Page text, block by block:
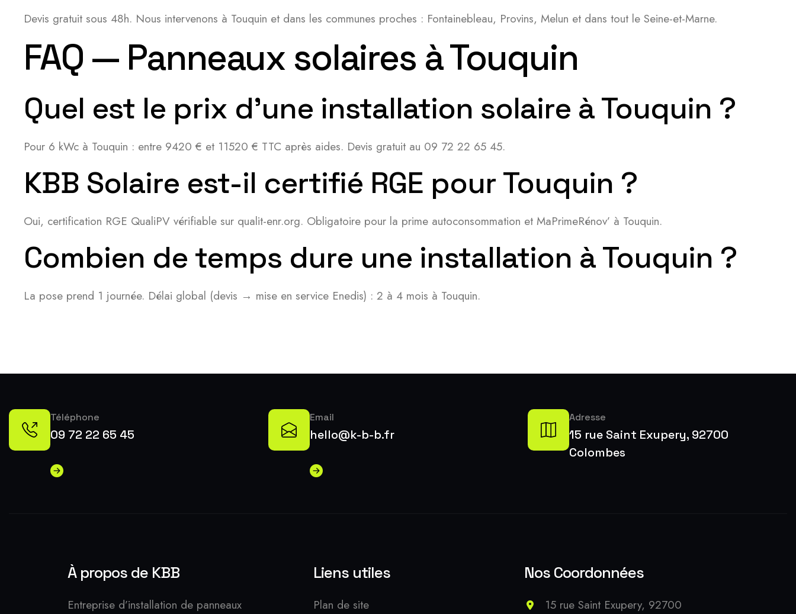
Devis gratuit sous 48h. Nous intervenons à Touquin et dans les communes proches : Fontainebleau, Provins, Melun et dans tout le Seine-et-Marne.
FAQ — Panneaux solaires à Touquin
Quel est le prix d’une installation solaire à Touquin ?
Pour 6 kWc à Touquin : entre 9420 € et 11520 € TTC après aides. Devis gratuit au 09 72 22 65 45.
KBB Solaire est-il certifié RGE pour Touquin ?
Oui, certification RGE QualiPV vérifiable sur qualit-enr.org. Obligatoire pour la prime autoconsommation et MaPrimeRénov’ à Touquin.
Combien de temps dure une installation à Touquin ?
La pose prend 1 journée. Délai global (devis → mise en service Enedis) : 2 à 4 mois à Touquin.
Téléphone
09 72 22 65 45
Email
hello@k-b-b.fr
Adresse
15 rue Saint Exupery, 92700
Colombes
À propos de KBB
Entreprise d’installation de panneaux
Liens utiles
Plan de site
Nos Coordonnées
15 rue Saint Exupery, 92700